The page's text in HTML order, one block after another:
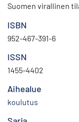
Suomen virallinen
ISBN
952-467-391-6
ISSN
1455-4402
Aihealue
koulutus